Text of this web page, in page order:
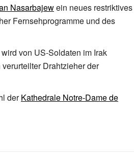
Nasarbajewein neues restriktives
Fernsehprogramme und des
wird von US-Soldaten im Irak
Drahtzieher der
derKathedrale Notre-Dame de